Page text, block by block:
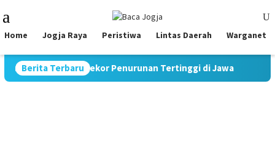
to
content
Menu
Home Jogja Raya Peristiwa Lintas Daerah Warganet
Berita Terbaru
Catat Rekor Penurunan Tertinggi di Jawa